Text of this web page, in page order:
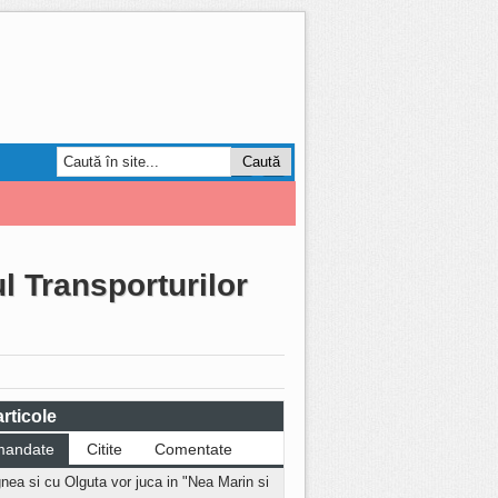
Transporturilor
Citite Comentate
si cu Olguta vor juca in "Nea Marin si